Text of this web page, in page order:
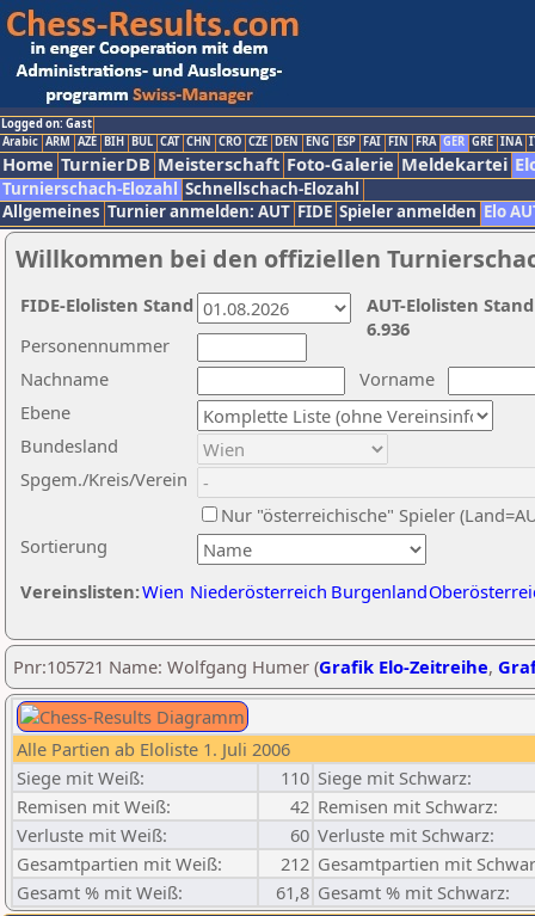
Logged on: Gast
Arabic ARM AZE BIH BUL CAT CHN CRO CZE DEN ENG ESP FAI FIN FRA GER GRE INA
Home TurnierDB Meisterschaft Foto-Galerie Meldekartei
Turnierschach-Elozahl Schnellschach-Elozahl
Allgemeines Turnier anmelden: AUT FIDE Spieler anmelden Elo
Willkommen bei den offiziellen
Nachname
Vorname
Ebene
Sortierung
Personennummer
Bundesland
Spgem./Kreis/Verein
Nur "österreichische" Spieler
Vereinslisten:Wien Niederösterreich Burgenland
AUT-Elolisten
6.936
FIDE-Elolisten Stand
Pnr:105721 Name: Wolfgang Humer (Grafik Elo-Zeitreihe,
Alle Partien ab Eloliste 1. Juli 2006
Siege mit Weiß:
110 Siege mit Schwarz:
Remisen mit Weiß:
42 Remisen mit Schwarz:
Verluste mit Weiß:
60 Verluste mit Schwarz:
Gesamtpartien mit Weiß:
212 Gesamtpartien mit
Gesamt % mit Weiß:
61,8 Gesamt % mit Schwarz: